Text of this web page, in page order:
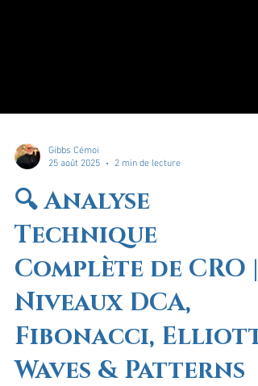
Gibbs Cémoi
25 août 2025
2 min de lecture
🔍 Analyse
Technique
Complète de CRO |
Niveaux DCA,